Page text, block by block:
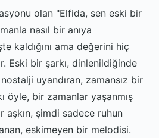
olan "Elfida, sen eski bir
nasıl bir anıya
kaldığını ama değerini hiç
Eski bir şarkı, dinlenildiğinde
uyandıran, zamansız bir
öyle, bir zamanlar yaşanmış
aşkın, şimdi sadece ruhun
eskimeyen bir melodisi.